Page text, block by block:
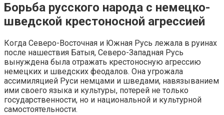
Борьба русского народа с немецко-
шведской крестоносной агрессией
Когда Северо-Восточная и Южная Русь лежала в руинах
после нашествия Батыя, Северо-Западная Русь
вынуждена была отражать крестоносную агрессию
немецких и шведских феодалов. Она угрожала
ассимиляцией Руси немцами и шведами, навязыванием
ими своего языка и культуры, потерей не только
государственности, но и национальной и культурной
самостоятельности.